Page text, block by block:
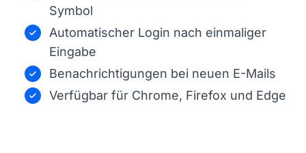
Symbol
Automatischer Login nach einmaliger
Eingabe
Benachrichtigungen bei neuen E-Mails
Verfügbar für Chrome, Firefox und Edge